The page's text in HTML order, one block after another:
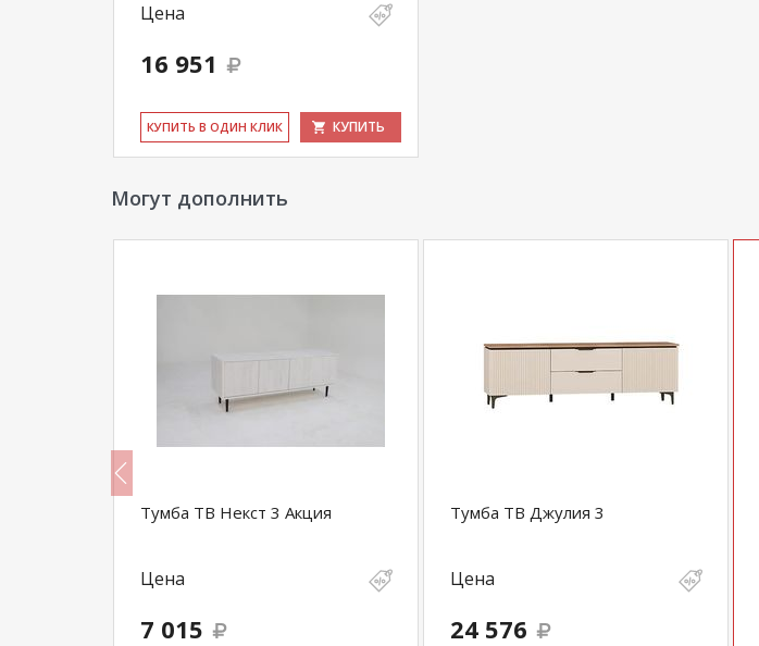
Цена
16 951
КУ­ПИТЬ В ОДИН КЛИК КУПИТЬ
Могут дополнить
Тумба ТВ Некст 3 Акция
Цена
7 015
Тумба ТВ Джулия 3
Цена
24 576